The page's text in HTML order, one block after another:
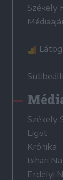
Székely
Székely
Liget
Krónika
Bihari
Erdélyi